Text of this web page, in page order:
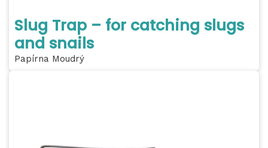
Slug Trap – for catching slugs
and snails
Papírna Moudrý